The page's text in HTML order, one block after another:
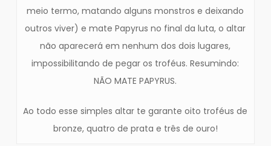
meio termo, matando alguns monstros e deixando
outros viver) e mate Papyrus no final da luta, o altar
não aparecerá em nenhum dos dois lugares,
impossibilitando de pegar os troféus. Resumindo:
NÃO MATE PAPYRUS.
Ao todo esse simples altar te garante oito troféus de
bronze, quatro de prata e três de ouro!